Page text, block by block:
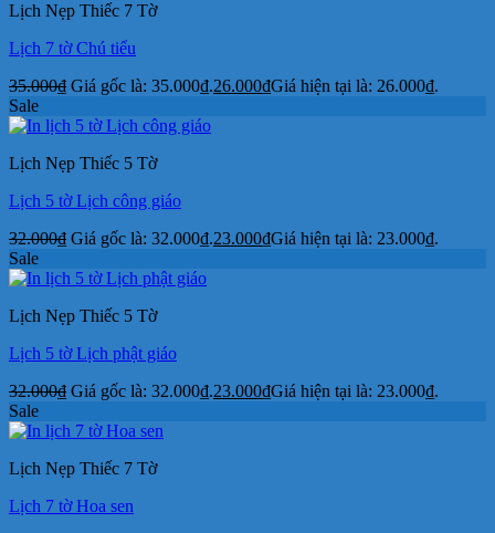
Lịch Nẹp Thiếc 7 Tờ
Lịch 7 tờ Chú tiểu
35.000₫ Giá gốc là: 35.000₫.26.000₫Giá hiện tại là: 26.000₫.
Sale
Lịch Nẹp Thiếc 5 Tờ
Lịch 5 tờ Lịch công giáo
32.000₫ Giá gốc là: 32.000₫.23.000₫Giá hiện tại là: 23.000₫.
Sale
Lịch Nẹp Thiếc 5 Tờ
Lịch 5 tờ Lịch phật giáo
32.000₫ Giá gốc là: 32.000₫.23.000₫Giá hiện tại là: 23.000₫.
Sale
Lịch Nẹp Thiếc 7 Tờ
Lịch 7 tờ Hoa sen